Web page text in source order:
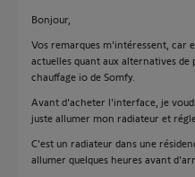
Bonjour,
Vos remarques m'intéressent, car
actuelles quant aux alternatives
chauffage io de Somfy.
Avant d'acheter l'interface, je
juste allumer mon radiateur et
C'est un radiateur dans une
allumer quelques heures avant